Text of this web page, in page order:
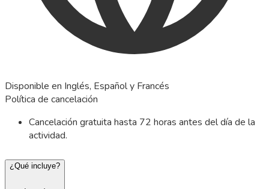
Disponible en Inglés, Español y Francés
Política de cancelación
Cancelación gratuita hasta 72 horas antes del día de la
actividad.
¿Qué incluye?